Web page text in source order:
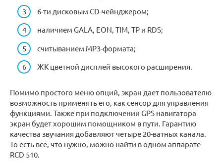
6-ти дисковым CD-чейнджером;
наличием GALA, EON, TIM, TP и RDS;
считыванием МР3-формата;
ЖК цветной дисплей высокого расширения.
Помимо простого меню опций, экран дает пользователю
возможность применять его, как сенсор для управления
функциями. Также при подключении GPS навигатора
экран будет хорошим помощником в пути. Гарантию
качества звучания добавляют четыре 20-ватных канала.
То есть все, что нужно, можно найти в одном аппарате
RCD 510.